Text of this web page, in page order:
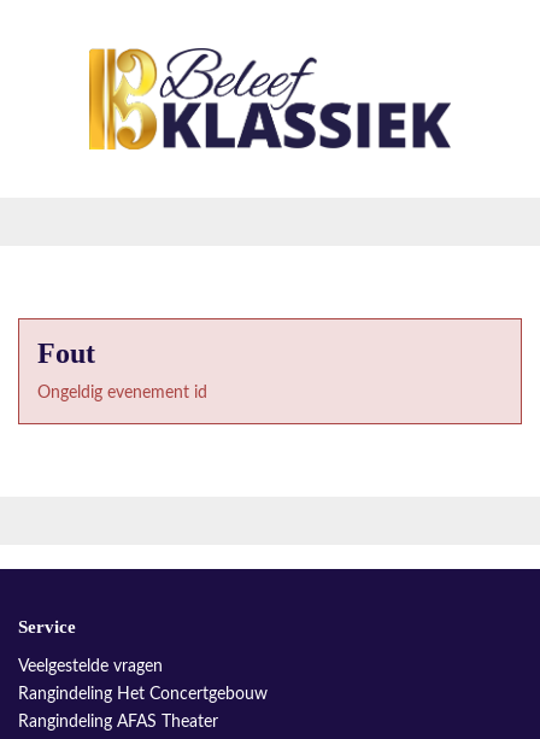
Fout
Ongeldig evenement id
Service
Veelgestelde vragen
Rangindeling Het Concertgebouw
Rangindeling AFAS Theater